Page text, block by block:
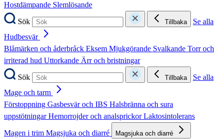
Hostdämpande Slemlösande
Sök
Tillbaka
Se alla
Hudbesvär
Blåmärken och åderbråck Eksem Mjukgörande Svalkande Torr och
irriterad hud Uttorkande Ärr och bristningar
Sök
Tillbaka
Se alla
Mage och tarm
Förstoppning Gasbesvär och IBS Halsbränna och sura
uppstötningarHemorrojder och analsprickorLaktosintolerans
Magen i trim Magsjuka och diarré Magsjuka och diarré